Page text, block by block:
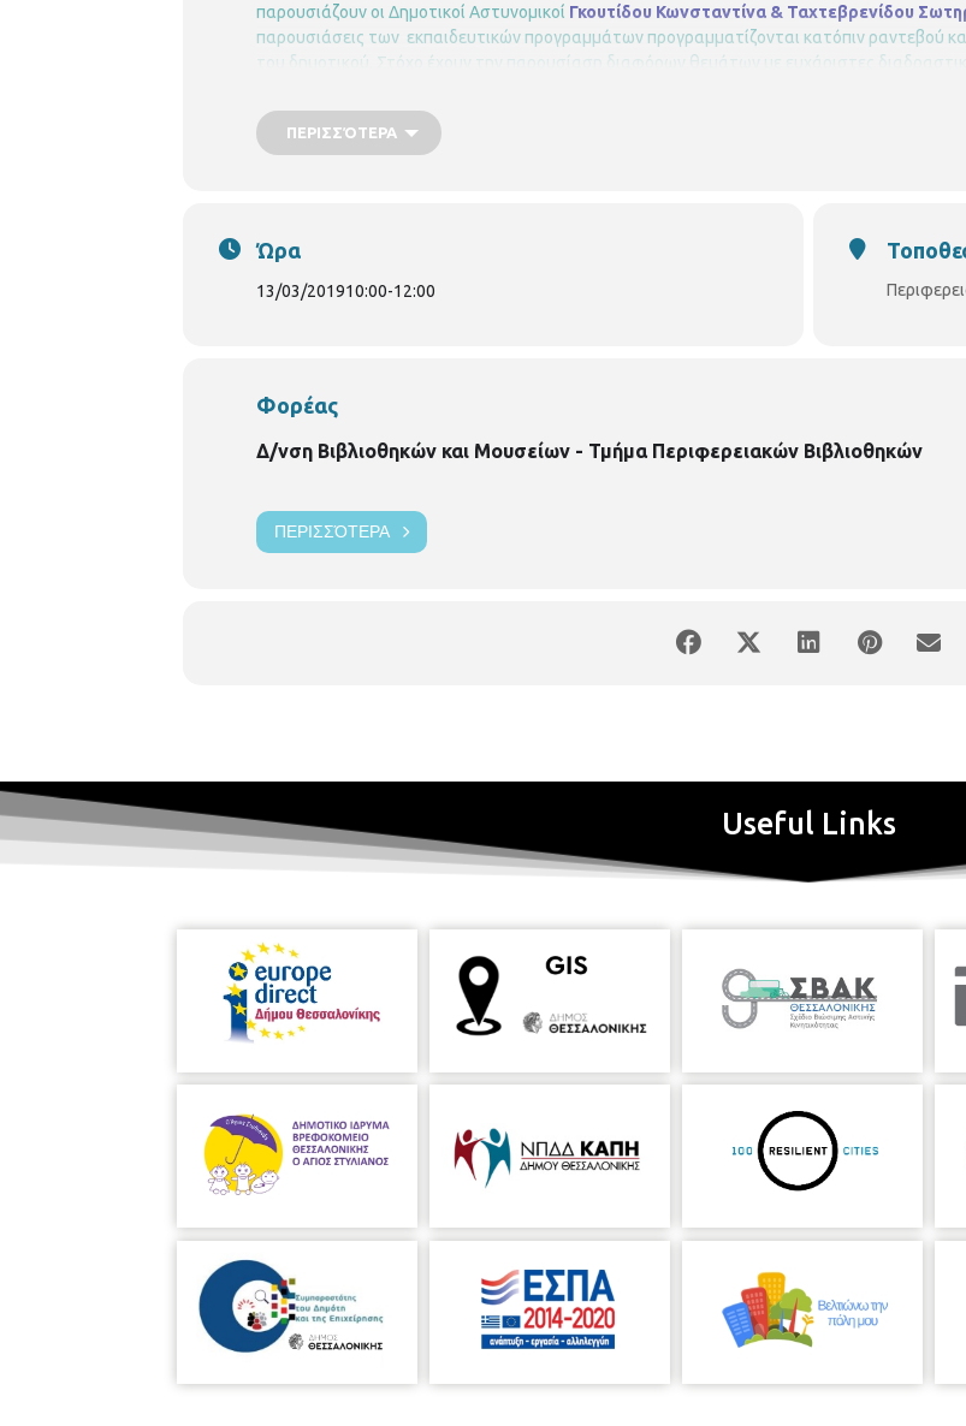
παρουσιάζουν οι Δημοτικοί Αστυνομικοί Γκουτίδου Κωνσταντίνα & Ταχτεβρενίδου
παρουσιάσεις των εκπαιδευτικών προγραμμάτων προγραμματίζονται κατόπιν ραντεβού
του δημοτικού.
Στόχο έχουν την παρουσίαση διαφόρων θεμάτων με ευχάριστες
συντελεστές των προγραμμάτων, οι οποίοι εκπροσωπούν αξιόλογους Φορείς της πόλης
βιβλιοθήκης. Περιφερειακή Βιβλιοθήκη Χαριλάου
ΠΕΡΙΣΣΌΤΕΡΑ
Ώρα
13/03/201910:00-12:00
Φορέας
Δ/νση Βιβλιοθηκών και Μουσείων - Τμήμα Περιφερειακών Βιβλιοθηκών
ΠΕΡΙΣΣΌΤΕΡΑ
Useful Links